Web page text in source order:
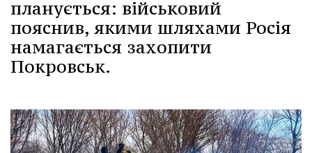
планується: військовий
пояснив, якими шляхами Росія
намагається захопити
Покровськ.